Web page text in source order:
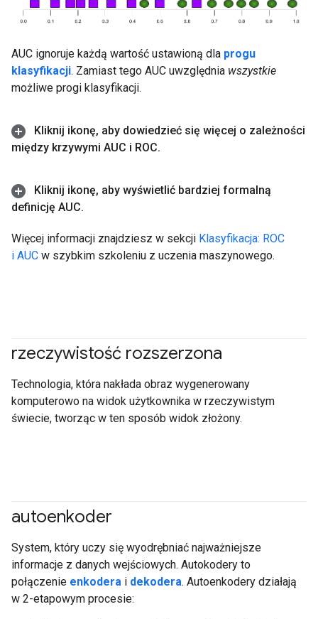
AUC ignoruje każdą wartość ustawioną dla progu
klasyfikacji. Zamiast tego AUC uwzględnia wszystkie
możliwe progi klasyfikacji.
Kliknij ikonę, aby dowiedzieć się więcej o zależności
między krzywymi AUC i ROC.
Kliknij ikonę, aby wyświetlić bardziej formalną
definicję AUC.
Więcej informacji znajdziesz w sekcji Klasyfikacja: ROC
i AUC w szybkim szkoleniu z uczenia maszynowego.
rzeczywistość rozszerzona
Technologia, która nakłada obraz wygenerowany
komputerowo na widok użytkownika w rzeczywistym
świecie, tworząc w ten sposób widok złożony.
autoenkoder
System, który uczy się wyodrębniać najważniejsze
informacje z danych wejściowych. Autokodery to
połączenie enkodera i dekodera. Autoenkodery działają
w 2-etapowym procesie: